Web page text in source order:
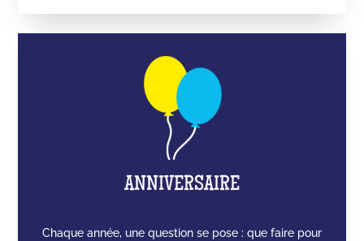
ANNIVERSAIRE
Chaque année, une question se pose : que faire pour